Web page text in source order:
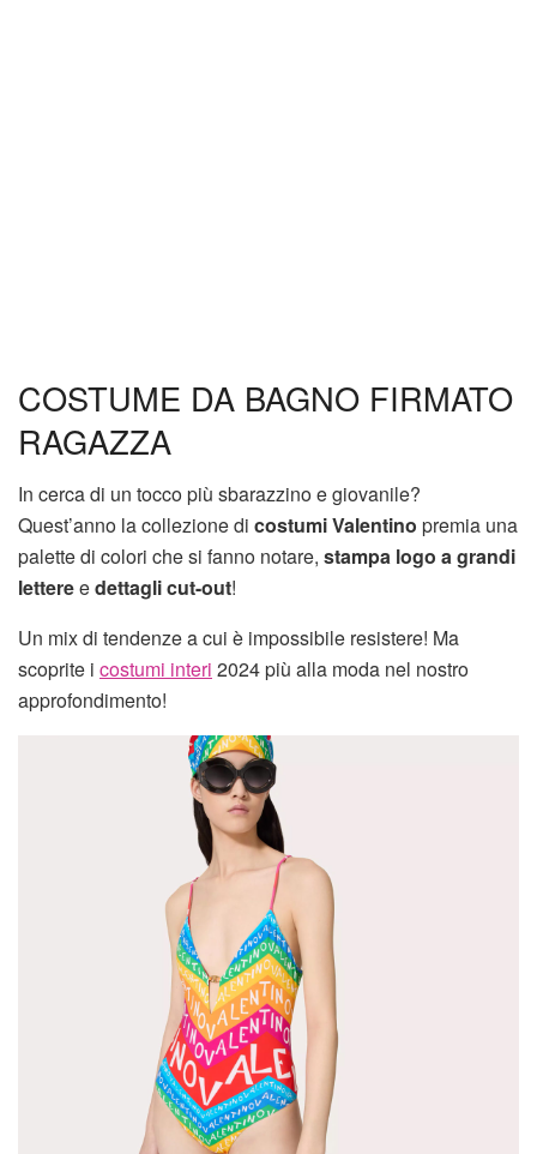
COSTUME DA BAGNO FIRMATO
RAGAZZA
In cerca di un tocco più sbarazzino e giovanile?
Quest’anno la collezione di costumi Valentino premia una
palette di colori che si fanno notare, stampa logo a grandi
lettereedettagli cut-out!
Un mix di tendenze a cui è impossibile resistere! Ma
scoprite i costumi interi 2024 più alla moda nel nostro
approfondimento!